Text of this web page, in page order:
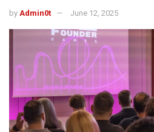
by Admin0t June 12, 2025